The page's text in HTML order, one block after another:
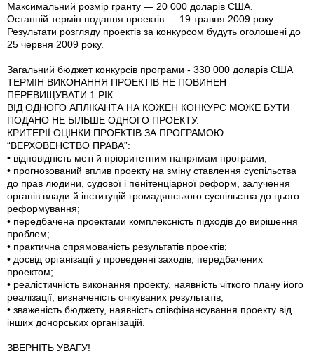
Максимальний розмір гранту — 20 000 доларів США.
Останній термін подання проектів — 19 травня 2009 року.
Результати розгляду проектів за конкурсом будуть оголошені до
25 червня 2009 року.
Загальний бюджет конкурсів програми - 330 000 доларів США
ТЕРМІН ВИКОНАННЯ ПРОЕКТІВ НЕ ПОВИНЕН
ПЕРЕВИЩУВАТИ 1 РІК.
ВІД ОДНОГО АПЛІКАНТА НА КОЖЕН КОНКУРС МОЖЕ БУТИ
ПОДАНО НЕ БІЛЬШЕ ОДНОГО ПРОЕКТУ.
КРИТЕРІЇ ОЦІНКИ ПРОЕКТІВ ЗА ПРОГРАМОЮ
“ВЕРХОВЕНСТВО ПРАВА”:
• відповідність меті й пріоритетним напрямам програми;
• прогнозований вплив проекту на зміну ставлення суспільства
до прав людини, судової і пенітенціарної реформ, залучення
органів влади й інституцій громадянського суспільства до цього
реформування;
• передбачена проектами комплексність підходів до вирішення
проблем;
• практична спрямованість результатів проектів;
• досвід організації у проведенні заходів, передбачених
проектом;
• реалістичність виконання проекту, наявність чіткого плану його
реалізації, визначеність очікуваних результатів;
• зваженість бюджету, наявність співфінансування проекту від
інших донорських організацій.
ЗВЕРНІТЬ УВАГУ!